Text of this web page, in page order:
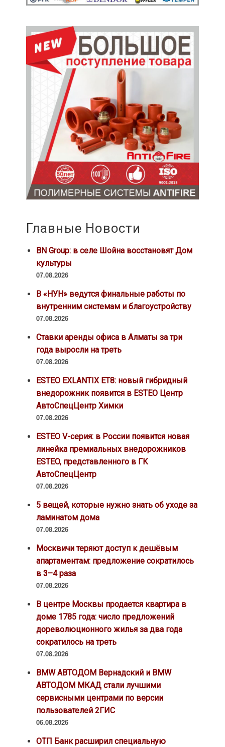
Главные Новости
BN Group: в селе Шойна восстановят Дом
культуры
07.08.2026
В «НУН» ведутся финальные работы по
внутренним системам и благоустройству
07.08.2026
Ставки аренды офиса в Алматы за три
года выросли на треть
07.08.2026
ESTEO EXLANTIX ET8: новый гибридный
внедорожник появится в ESTEO Центр
АвтоСпецЦентр Химки
07.08.2026
ESTEO V-серия: в России появится новая
линейка премиальных внедорожников
ESTEO, представленного в ГК
АвтоСпецЦентр
07.08.2026
5 вещей, которые нужно знать об уходе за
ламинатом дома
07.08.2026
Москвичи теряют доступ к дешёвым
апартаментам: предложение сократилось
в 3–4 раза
07.08.2026
В центре Москвы продается квартира в
доме 1785 года: число предложений
дореволюционного жилья за два года
сократилось на треть
07.08.2026
BMW АВТОДОМ Вернадский и BMW
АВТОДОМ МКАД стали лучшими
сервисными центрами по версии
пользователей 2ГИС
06.08.2026
ОТП Банк расширил специальную